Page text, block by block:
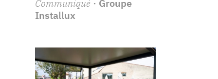
Communiqué· Groupe
Installux